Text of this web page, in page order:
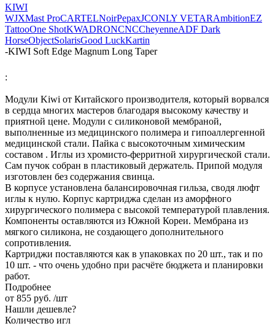
KIWI
WJXMast ProCARTELNoirPepaxJCONLY VETARAmbitionEZ
TattooOne ShotKWADRONCNCCheyenneADF Dark
HorseObjectSolarisGood LuckKartin
-KIWI Soft Edge Magnum Long Taper
:
Модули Kiwi от Китайского производителя, который ворвался
в сердца многих мастеров благодаря высокому качеству и
приятной цене. Модули с силиконовой мембраной,
выполненные из медицинского полимера и гипоаллергенной
медицинской стали. Пайка с высокоточным химическим
составом . Иглы из хромисто-ферритной хирургической стали.
Сам пучок собран в пластиковый держатель. Припой модуля
изготовлен без содержания свинца.
В корпусе установлена балансировочная гильза, сводя люфт
иглы к нулю. Корпус картриджа сделан из аморфного
хирургического полимера с высокой температурой плавления.
Компоненты оставляются из Южной Кореи. Мембрана из
мягкого силикона, не создающего дополнительного
сопротивления.
Картриджи поставляются как в упаковках по 20 шт., так и по
10 шт. - что очень удобно при расчёте бюджета и планировки
работ.
Подробнее
от 855 руб. /шт
Нашли дешевле?
Количество игл